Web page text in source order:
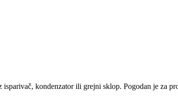
kondenzator ili grejni sklop. Pogodan je za